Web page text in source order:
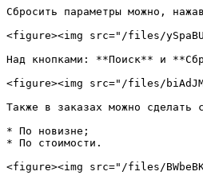
Сбросить параметры можно,
<figure><img src="/files/
Над кнопками: **Поиск** и
<figure><img src="/files/
Также в заказах можно сделать
* По новизне;
* По стоимости.